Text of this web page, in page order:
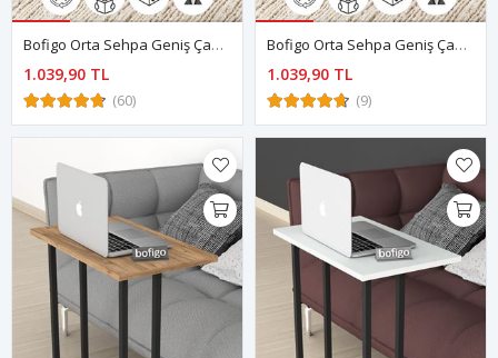
Bofigo Orta Sehpa Geniş Çantalı Sehpa Gazetelik Kitaplık Çiçeklik Çam
1.039,90 TL
(60)
Bofigo Orta Sehpa Geniş Çantalı Sehpa Gazetelik Kitaplık Çiçeklik Antrasit
1.039,90 TL
(9)